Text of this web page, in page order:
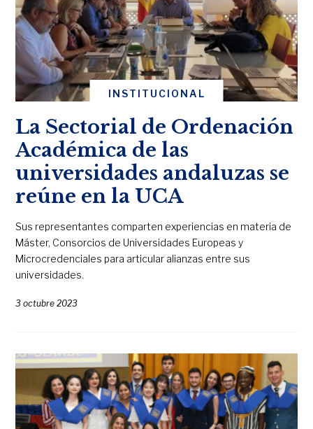
INSTITUCIONAL
La Sectorial de Ordenación
Académica de las
universidades andaluzas se
reúne en la UCA
Sus representantes comparten experiencias en materia de
Máster, Consorcios de Universidades Europeas y
Microcredenciales para articular alianzas entre sus
universidades.
3 octubre 2023